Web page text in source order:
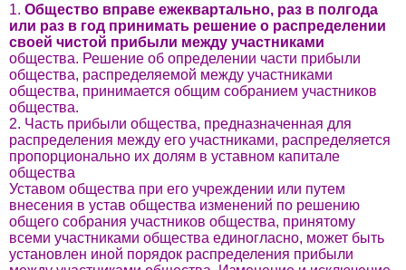
1. Общество вправе ежеквартально, раз в полгода
или раз в год принимать решение о распределении
своей чистой прибыли между участниками
общества. Решение об определении части прибыли
общества, распределяемой между участниками
общества, принимается общим собранием участников
общества.
2. Часть прибыли общества, предназначенная для
распределения между его участниками, распределяется
пропорционально их долям в уставном капитале
общества
Уставом общества при его учреждении или путем
внесения в устав общества изменений по решению
общего собрания участников общества, принятому
всеми участниками общества единогласно, может быть
установлен иной порядок распределения прибыли